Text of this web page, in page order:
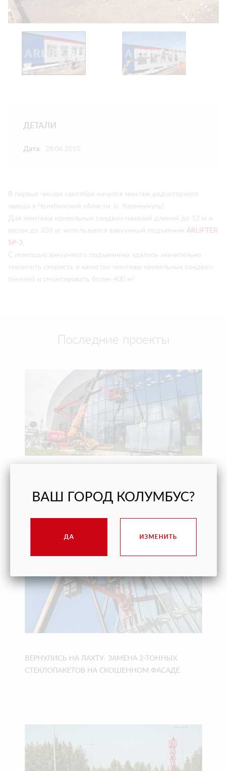
ДЕТАЛИ
Дата: 28.06.2015
В первых числах сентября начался монтаж редукторного
завода в Челябинской области, (с. Кременкуль).
Для монтажа кровельных сэндвич-панелей длиной до 12 м и
весом до 320 кг используется вакуумный подъемник ARLIFTER
SP-3.
С помощью вакуумного подъемника удалось значительно
увеличить скорость и качество монтажа кровельных сэндвич-
панелей и смонтировать более 400 м².
Последние проекты
МЫС» В ГЕЛЕНДЖИКЕ ВОВРЕМЯ
ВЕРНУЛИСЬ НА ЛАХТУ: ЗАМЕНА 2-ТОННЫХ
СТЕКЛОПАКЕТОВ НА СКОШЕННОМ ФАСАДЕ
ВАШ ГОРОД КОЛУМБУС?
ДА ИЗМЕНИТЬ